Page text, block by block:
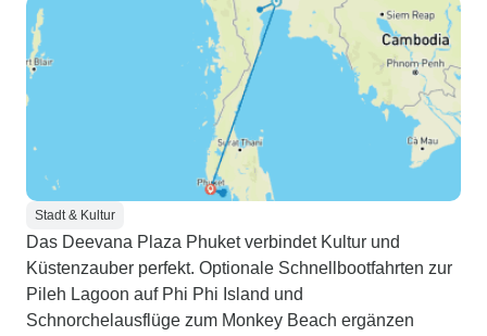
Stadt & Kultur
Das Deevana Plaza Phuket verbindet Kultur und
Küstenzauber perfekt. Optionale Schnellbootfahrten zur
Pileh Lagoon auf Phi Phi Island und
Schnorchelausflüge zum Monkey Beach ergänzen